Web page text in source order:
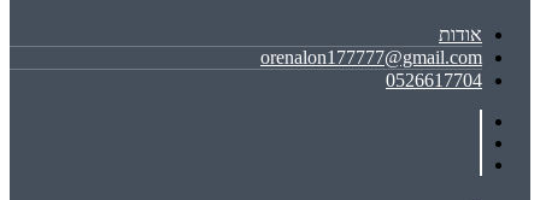
אודות
orenalon177777@gmail.com
0526617704